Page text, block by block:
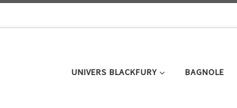
UNIVERS BLACKFURY BAGNOLE